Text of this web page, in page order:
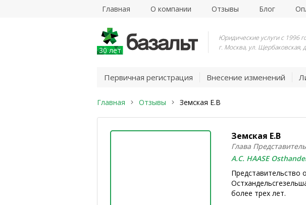
Главная О компании Отзывы Блог
30 лет
Юридические услуги с 1996
г. Москва, ул. Щербаковская,
Первичная регистрация Внесение изменений
Главная Отзывы Земская Е.В
Земская Е.В
Глава
A.C. HAASE
Представительство
более трех лет.